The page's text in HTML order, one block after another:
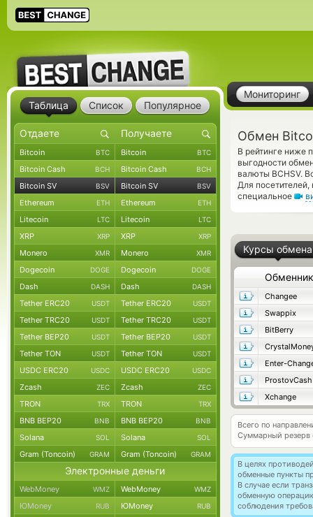
Мониторинг
Обмен
В рейтинге ниже
выгодности
валюты BCHSV.
Для
специальное
Курсы обмена
Обменник
Changee
Swappix
BitBerry
Enter-
ProstovCash
Xchange
Всего по
Суммарный резерв
В целях
обменные пункты
В случае если
обменную
соблюдения
Таблица Список Популярное
Bitcoin BTC Bitcoin BTC
Bitcoin Cash BCH Bitcoin Cash BCH
Bitcoin SV BSV Bitcoin SV BSV
Ethereum ETH Ethereum ETH
Litecoin LTC Litecoin LTC
XRP XRP XRP XRP
Monero XMR Monero XMR
Dogecoin DOGE Dogecoin DOGE
Dash DASH Dash DASH
Tether ERC20 USDT Tether ERC20 USDT
Tether TRC20 USDT Tether TRC20 USDT
Tether BEP20 USDT Tether BEP20 USDT
Tether TON USDT Tether TON USDT
USDC ERC20 USDC USDC ERC20 USDC
Zcash ZEC Zcash ZEC
TRON TRX TRON TRX
BNB BEP20 BNB BNB BEP20 BNB
Solana SOL Solana SOL
Gram (Toncoin) GRAM Gram (Toncoin) GRAM
Электронные деньги
WebMoney WMZ WebMoney WMZ
ЮMoney RUB ЮMoney RUB